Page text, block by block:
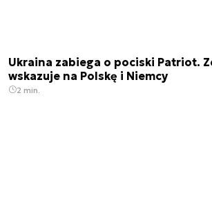
Ukraina zabiega o pociski Patriot.
wskazuje na Polskę i Niemcy
2 min.